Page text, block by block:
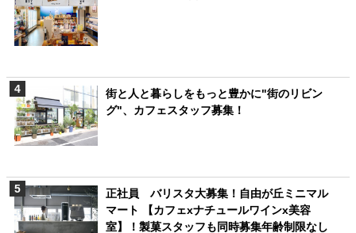
街と人と暮らしをもっと豊かに"街のリビン
グ"、カフェスタッフ募集！
正社員 バリスタ大募集！自由が丘ミニマル
マート 【カフェxナチュールワインx美容
室】！製菓スタッフも同時募集年齢制限なし